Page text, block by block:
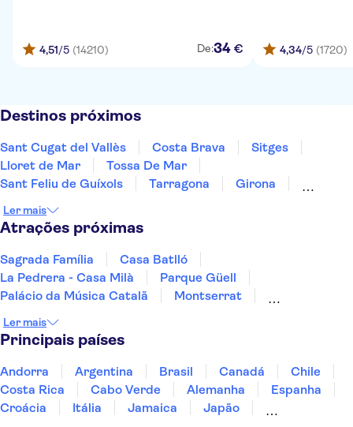
4,51/5 (14210) De:34 € 4,34/5 (1720)
Destinos próximos
Sant Cugat del Vallès Costa Brava
Sitges
Lloret de Mar
Tossa De Mar
Sant Feliu de Guíxols
Tarragona
Girona
Deltebre
Peñíscola
Ler mais
Atrações próximas
Sagrada Família
Casa Batlló
La Pedrera - Casa Milà
Parque Güell
Palácio da Música Catalã
Montserrat
Plaça de les Glòries Catalanes
Estádio Santiago Bernabéu
Museu do Prado
Museu Reina Sofía Paseo del Arte
Ler mais
Principais países
Andorra Argentina Brasil Canadá
Chile
Costa Rica
Cabo Verde Alemanha
Espanha
Croácia
Itália Jamaica
Japão